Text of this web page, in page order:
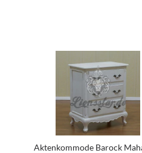
Aktenkommode Barock